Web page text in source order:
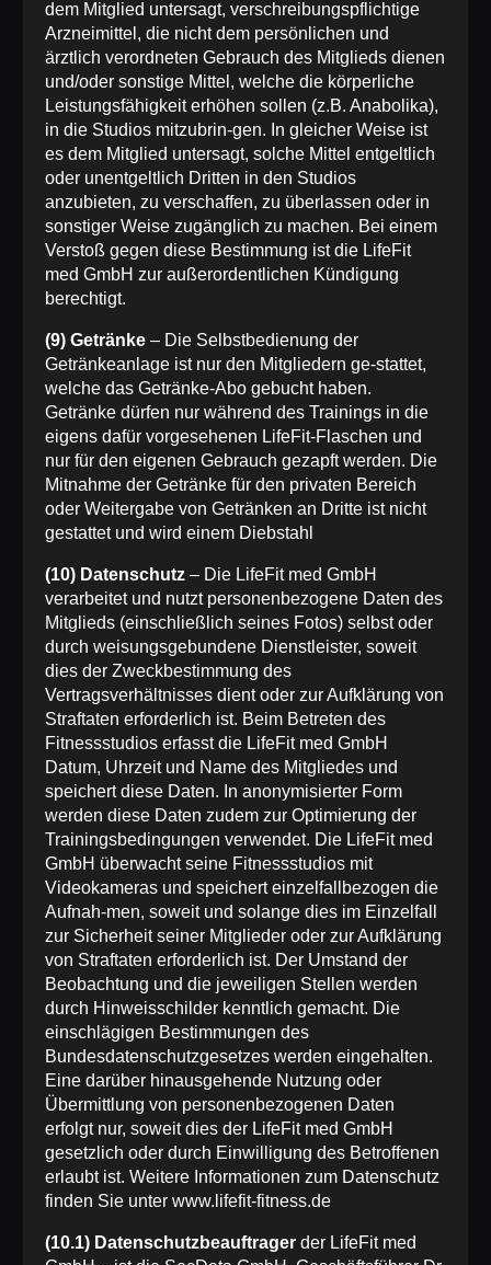
dem Mitglied untersagt, verschreibungspflichtige
Arzneimittel, die nicht dem persönlichen und
ärztlich verordneten Gebrauch des Mitglieds dienen
und/oder sonstige Mittel, welche die körperliche
Leistungsfähigkeit erhöhen sollen (z.B. Anabolika),
in die Studios mitzubrin-gen. In gleicher Weise ist
es dem Mitglied untersagt, solche Mittel entgeltlich
oder unentgeltlich Dritten in den Studios
anzubieten, zu verschaffen, zu überlassen oder in
sonstiger Weise zugänglich zu machen. Bei einem
Verstoß gegen diese Bestimmung ist die LifeFit
med GmbH zur außerordentlichen Kündigung
berechtigt.
(9) Getränke– Die Selbstbedienung der
Getränkeanlage ist nur den Mitgliedern ge-stattet,
welche das Getränke-Abo gebucht haben.
Getränke dürfen nur während des Trainings in die
eigens dafür vorgesehenen LifeFit-Flaschen und
nur für den eigenen Gebrauch gezapft werden. Die
Mitnahme der Getränke für den privaten Bereich
oder Weitergabe von Getränken an Dritte ist nicht
gestattet und wird einem Diebstahl
(10) Datenschutz– Die LifeFit med GmbH
verarbeitet und nutzt personenbezogene Daten des
Mitglieds (einschließlich seines Fotos) selbst oder
durch weisungsgebundene Dienstleister, soweit
dies der Zweckbestimmung des
Vertragsverhältnisses dient oder zur Aufklärung von
Straftaten erforderlich ist. Beim Betreten des
Fitnessstudios erfasst die LifeFit med GmbH
Datum, Uhrzeit und Name des Mitgliedes und
speichert diese Daten. In anonymisierter Form
werden diese Daten zudem zur Optimierung der
Trainingsbedingungen verwendet. Die LifeFit med
GmbH überwacht seine Fitnessstudios mit
Videokameras und speichert einzelfallbezogen die
Aufnah-men, soweit und solange dies im Einzelfall
zur Sicherheit seiner Mitglieder oder zur Aufklärung
von Straftaten erforderlich ist. Der Umstand der
Beobachtung und die jeweiligen Stellen werden
durch Hinweisschilder kenntlich gemacht. Die
einschlägigen Bestimmungen des
Bundesdatenschutzgesetzes werden eingehalten.
Eine darüber hinausgehende Nutzung oder
Übermittlung von personenbezogenen Daten
erfolgt nur, soweit dies der LifeFit med GmbH
gesetzlich oder durch Einwilligung des Betroffenen
erlaubt ist. Weitere Informationen zum Datenschutz
finden Sie unter www.lifefit-fitness.de
(10.1) Datenschutzbeauftragerder LifeFit med